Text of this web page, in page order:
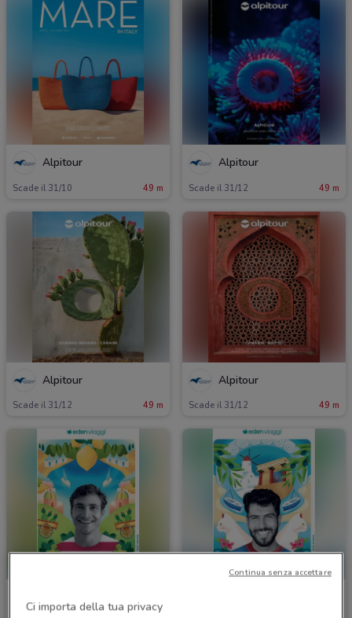
Alpitour
Scade il 31/10 49 m
Alpitour
Scade il 31/12 49 m
Alpitour
Scade il 31/12 49 m
Alpitour
Scade il 31/12 49 m
Ci importa della tua privacy
Continua senza accettare